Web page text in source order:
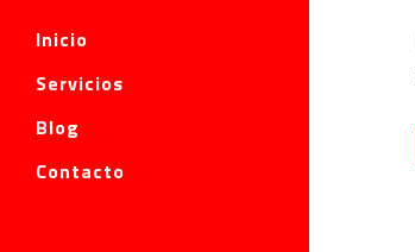
Inicio
Servicios
Blog
Contacto